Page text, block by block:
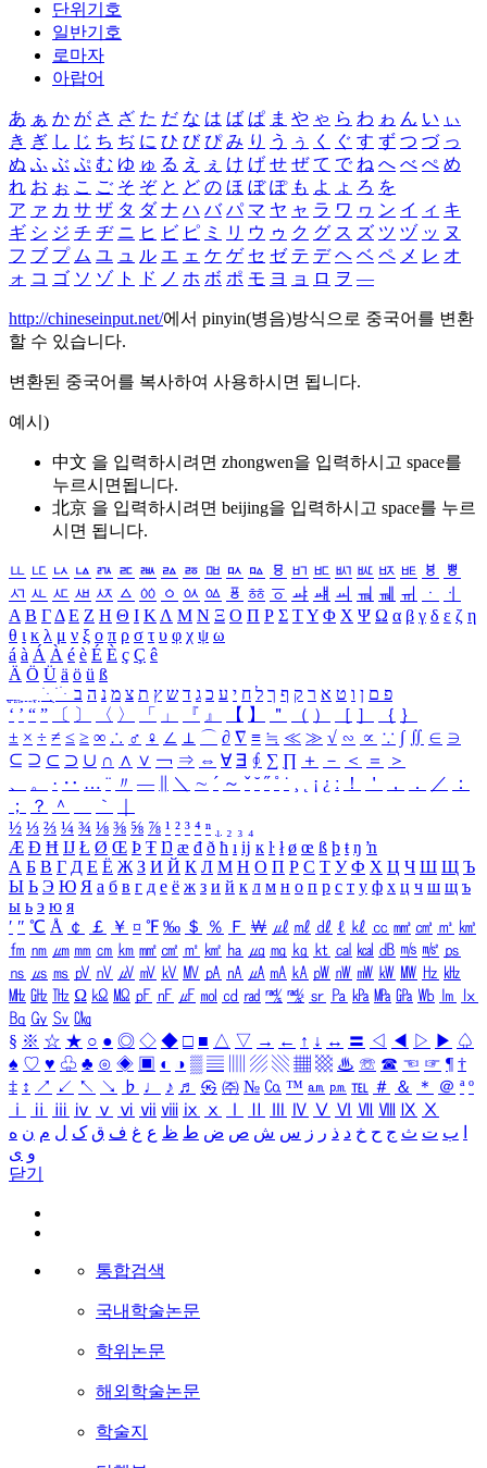
단위기호
일반기호
로마자
아랍어
あ ぁ か が さ ざ た だ な は ば ぱ ま や ゃ ら わ ゎ ん い ぃ
き ぎ し じ ち ぢ に ひ び ぴ み り う ぅ く ぐ す ず つ づ っ
ぬ ふ ぶ ぷ む ゆ ゅ る え ぇ け げ せ ぜ て で ね へ べ ぺ め
れ お ぉ こ ご そ ぞ と ど の ほ ぼ ぽ も よ ょ ろ を
ア ァ カ サ ザ タ ダ ナ ハ バ パ マ ヤ ャ ラ ワ ヮ ン イ ィ キ
ギ シ ジ チ ヂ ニ ヒ ビ ピ ミ リ ウ ゥ ク グ ス ズ ツ ヅ ッ ヌ
フ ブ プ ム ユ ュ ル エ ェ ケ ゲ セ ゼ テ デ ヘ ベ ペ メ レ オ
ォ コ ゴ ソ ゾ ト ド ノ ホ ボ ポ モ ヨ ョ ロ ヲ ―
http://chineseinput.net/에서 pinyin(병음)방식으로 중국어를 변환
할 수 있습니다.
변환된 중국어를 복사하여 사용하시면 됩니다.
예시)
中文 을 입력하시려면 zhongwen을 입력하시고 space를
누르시면됩니다.
北京 을 입력하시려면 beijing을 입력하시고 space를 누르
시면 됩니다.
ㅥ ㅦ ㅧ ㅨ ㅩ ㅪ ㅫ ㅬ ㅭ ㅮ ㅯ ㅰ ㅱ ㅲ ㅳ ㅴ ㅵ ㅶ ㅷ ㅸ
ㅹ
ㅺ ㅻ ㅼ ㅽ ㅾ ㅿ ㆀ ㆁ ㆂ ㆃ ㆄ ㆅ ㆆ ㆇ ㆈ ㆉ ㆊ ㆋ ㆌ ㆍ
ㆎ
Α Β ΓΔ Ε Ζ Η Θ Ι ΚΛ Μ Ν Ξ Ο Π Ρ Σ ΤΥ Φ Χ Ψ Ω α β γ δ ε ζ η
θ ι κ λ μ ν ξ ο π ρ σ τ υ φ χ ψ ω
á à Á À é è É È ç Ç ê
Ä Ö Ü ä ö ü ß
ִֶֹ ֻּ ׁׂ פ ם ן ו ט א ר ק ף ך ל ח י ע כ ג ד ש ץ ת צ מ נ ה ב
‘ ’ “ ” 〔 〕 〈 〉 「 」 『 』 【 】 ＂ （ ） ［ ］ ｛ ｝
± × ÷ ≠ ≤ ≥ ∞ ∴ ♂ ♀ ∠ ⊥ ⌒ ∂ ∇ ≡ ≒ ≪ ≫ √ ∽ ∝ ∵ ∫ ∬ ∈ ∋
⊆ ⊇ ⊂ ⊃ ∪ ∩ ∧ ∨ ￢ ⇒ ⇔ ∀ ∃ ∮ ∑ ∏ ＋ － ＜ ＝
＞
、
。 · ‥ … ¨ 〃 ― ＼ ∼ ´ ～ ˇ ˘ ˝ ˚ ˙ ¸ ¡ ¿ ː ！ ＇ ， ． ／
：
；
？ ＾ ｀
½ ⅓ ⅔ ¼ ¾ ⅛ ⅜ ⅝ ⅞ ¹ ² ³ ⁴ ⁿ ₁ ₂ ₃ ₄
Æ Ð Ħ Ĳ Ł Ø Œ Þ Ŧ Ŋ æ đ ð ħ ı ĳ ĸ ŀ ł ø œ ß þ ŧ ŋ ŉ
А Б В Г Д Е Ё Ж З И Й К Л М Н О П Р С Т У Ф Х Ц Ч Ш Щ Ъ
Ы Ь Э Ю Я а б в г д е ё ж з и й к л м н о п р с т у ф х ц ч ш щ ъ
ы ь э ю я
′ ″ ℃ Å ￠ ￡ ￥ ¤ ℉ ‰ ＄ ％ Ｆ ￦ ㎕ ㎖ ㎗ ℓ ㎘ ㏄ ㎣ ㎤ ㎥ ㎦
㎙ ㎚ ㎛ ㎜ ㎝ ㎞ ㎟ ㎠ ㎡ ㎢ ㏊ ㎍ ㎎ ㎏ ㏏ ㎈ ㎉ ㏈ ㎧ ㎨ ㎰
㎱ ㎲ ㎳ ㎴ ㎵ ㎶ ㎷ ㎸ ㎹ ㎀ ㎁ ㎂ ㎃ ㎄ ㎺ ㎻ ㎽ ㎾ ㎿ ㎐ ㎑
㎒ ㎓ ㎔ Ω ㏀ ㏁ ㎊ ㎋ ㎌ ㏖ ㏅ ㎭ ㎮ ㎯ ㏛ ㎩ ㎪ ㎫ ㎬ ㏝ ㏐
㏓
㏃ ㏉ ㏜ ㏆
§ ※ ☆ ★ ○ ● ◎ ◇ ◆ □ ■ △ ▽ → ← ↑ ↓ ↔ 〓 ◁ ◀ ▷ ▶ ♤
♠ ♡ ♥ ♧ ♣ ⊙ ◈ ▣ ◐ ◑ ▒ ▤ ▨ ▧ ▦ ▩ ♨ ☏ ☎ ☜ ☞ ¶ †
‡ ↕ ↗ ↙ ↖ ↘ ♭ ♩ ♪ ♬ ㉿ ㈜ № ㏇ ™ ㏂ ㏘ ℡ ＃ ＆ ＊ ＠ ª º
ⅰ
ⅱ ⅲ ⅳ ⅴ ⅵ ⅶ ⅷ ⅸ ⅹ Ⅳ Ⅴ Ⅵ Ⅶ Ⅷ Ⅸ Ⅹ
ب ت ث ج ح خ د ذ ر ز س ش ص ض ط ظ ع غ ف ق ک ل م ن ه
و ی
닫기
통합검색
국내학술논문
학위논문
해외학술논문
학술지